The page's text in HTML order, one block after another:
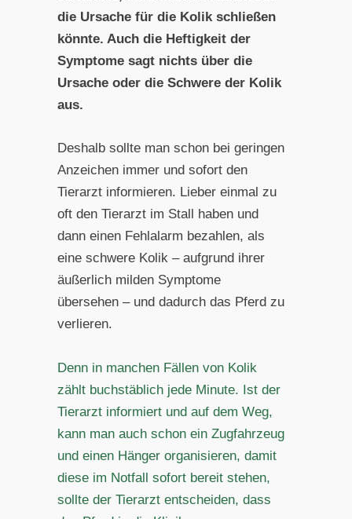
die Ursache für die Kolik schließen
könnte. Auch die Heftigkeit der
Symptome sagt nichts über die
Ursache oder die Schwere der Kolik
aus.
Deshalb sollte man schon bei geringen
Anzeichen immer und sofort den
Tierarzt informieren. Lieber einmal zu
oft den Tierarzt im Stall haben und
dann einen Fehlalarm bezahlen, als
eine schwere Kolik – aufgrund ihrer
äußerlich milden Symptome
übersehen – und dadurch das Pferd zu
verlieren.
Denn in manchen Fällen von Kolik
zählt buchstäblich jede Minute. Ist der
Tierarzt informiert und auf dem Weg,
kann man auch schon ein Zugfahrzeug
und einen Hänger organisieren, damit
diese im Notfall sofort bereit stehen,
sollte der Tierarzt entscheiden, dass